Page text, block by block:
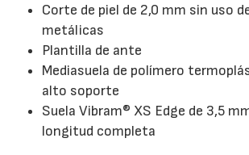
Corte de piel de 2,0 mm sin uso
metálicas
Plantilla de ante
Mediasuela de polímero
alto soporte
Suela Vibram® XS Edge de 3,5
longitud completa